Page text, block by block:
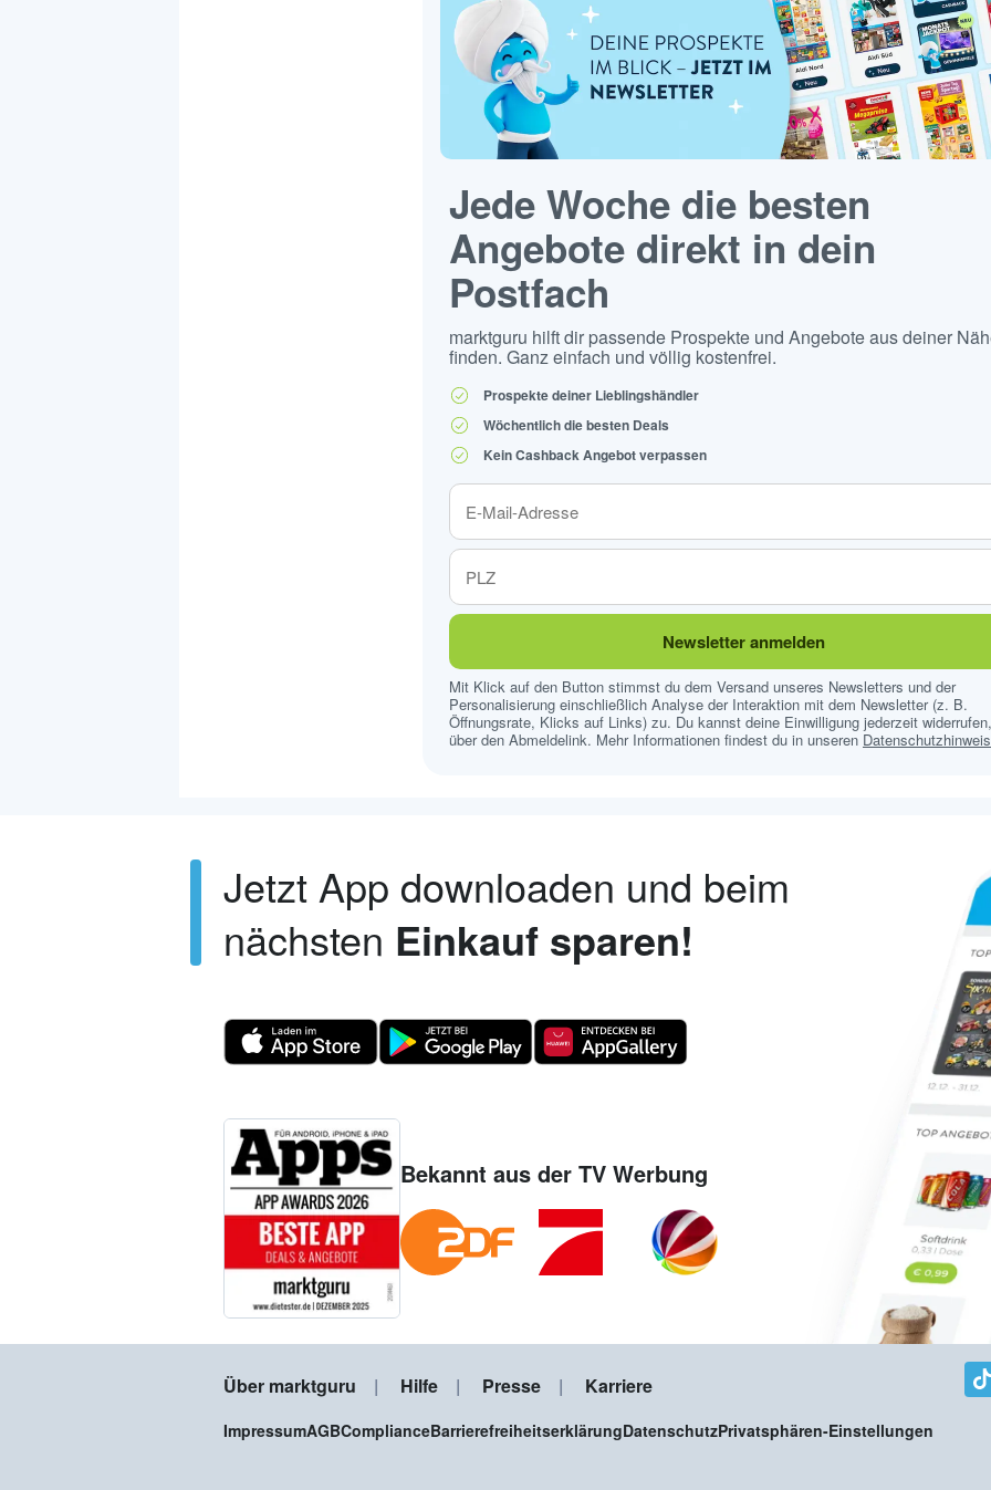
Jede Woche die besten
Angebote direkt in dein
Postfach
marktguru hilft dir passende Prospekte und Angebote aus deiner
finden. Ganz einfach und völlig kostenfrei.
Prospekte deiner Lieblingshändler
Wöchentlich die besten Deals
Kein Cashback Angebot verpassen
Newsletter anmelden
Mit Klick auf den Button stimmst du dem Versand unseres Newsletters und der
Personalisierung einschließlich Analyse der Interaktion mit dem Newsletter (z. B.
Öffnungsrate, Klicks auf Links) zu. Du kannst deine Einwilligung jederzeit
über den Abmeldelink. Mehr Informationen findest du in unseren
Jetzt App downloaden und beim
nächsten Einkauf sparen!
Bekannt aus der TV Werbung
Über marktguru Hilfe Presse Karriere
ImpressumAGBComplianceBarrierefreiheitserklärungDatenschutzPrivatsphären-Einstellungen